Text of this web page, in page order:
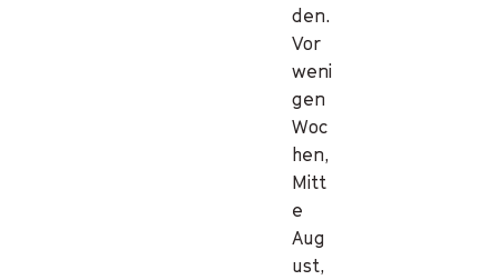
den.
Vor
weni
gen
Woc
hen,
Mitt
e
Aug
ust,